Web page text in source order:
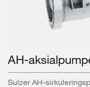
AH-
Sulzer AH-